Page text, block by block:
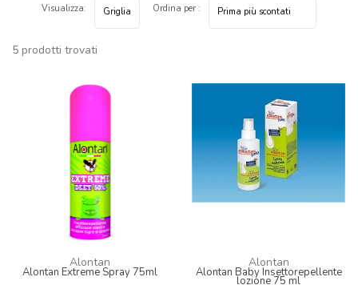
5 prodotti trovati
Visualizza: Ordina per :
Alontan
Alontan Extreme Spray 75ml
Alontan
Alontan Baby Insettorepellente
lozione 75 ml